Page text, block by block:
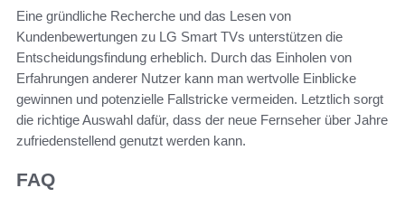
Eine gründliche Recherche und das Lesen von
Kundenbewertungen zu LG Smart TVs unterstützen die
Entscheidungsfindung erheblich. Durch das Einholen von
Erfahrungen anderer Nutzer kann man wertvolle Einblicke
gewinnen und potenzielle Fallstricke vermeiden. Letztlich sorgt
die richtige Auswahl dafür, dass der neue Fernseher über Jahre
zufriedenstellend genutzt werden kann.
FAQ